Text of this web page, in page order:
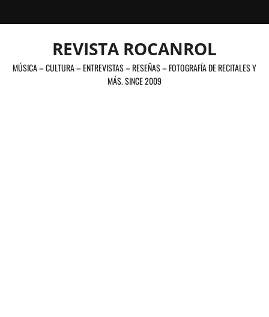
al
REVISTA ROCANROL
MÚSICA – CULTURA – ENTREVISTAS – RESEÑAS – FOTOGRAFÍA DE RECITALES Y
MÁS. SINCE 2009